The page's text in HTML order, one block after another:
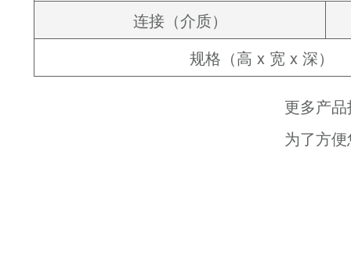
连接（介质）
规格（高 x 宽 x 深）
更多产
为了方